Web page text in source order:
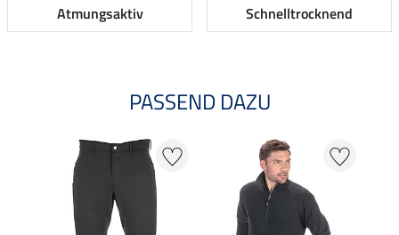
Atmungsaktiv Schnelltrocknend
PASSEND DAZU